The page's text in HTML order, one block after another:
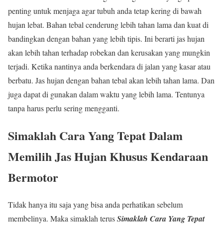
penting untuk menjaga agar tubuh anda tetap kering di bawah
hujan lebat. Bahan tebal cenderung lebih tahan lama dan kuat di
bandingkan dengan bahan yang lebih tipis. Ini berarti jas hujan
akan lebih tahan terhadap robekan dan kerusakan yang mungkin
terjadi. Ketika nantinya anda berkendara di jalan yang kasar atau
berbatu. Jas hujan dengan bahan tebal akan lebih tahan lama. Dan
juga dapat di gunakan dalam waktu yang lebih lama. Tentunya
tanpa harus perlu sering mengganti.
Simaklah Cara Yang Tepat Dalam
Memilih Jas Hujan Khusus Kendaraan
Bermotor
Tidak hanya itu saja yang bisa anda perhatikan sebelum
membelinya. Maka simaklah terusSimaklah Cara Yang Tepat